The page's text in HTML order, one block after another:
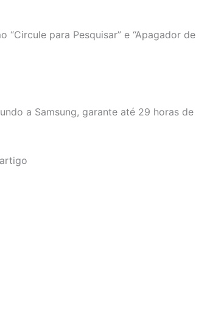
para Pesquisar” e “Apagador de
a Samsung, garante até 29 horas de